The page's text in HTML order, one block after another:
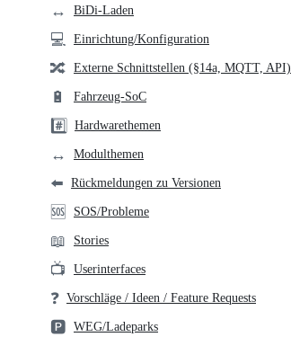
links
↔️ BiDi-Laden
💻 Einrichtung/Konfiguration
🔀 Externe Schnittstellen (§14a, MQTT, API)
🔋 Fahrzeug-SoC
#️⃣ Hardwarethemen
↔️ Modulthemen
⬅️ Rückmeldungen zu Versionen
🆘 SOS/Probleme
📖 Stories
📺 Userinterfaces
❓ Vorschläge / Ideen / Feature Requests
🅿️ WEG/Ladeparks